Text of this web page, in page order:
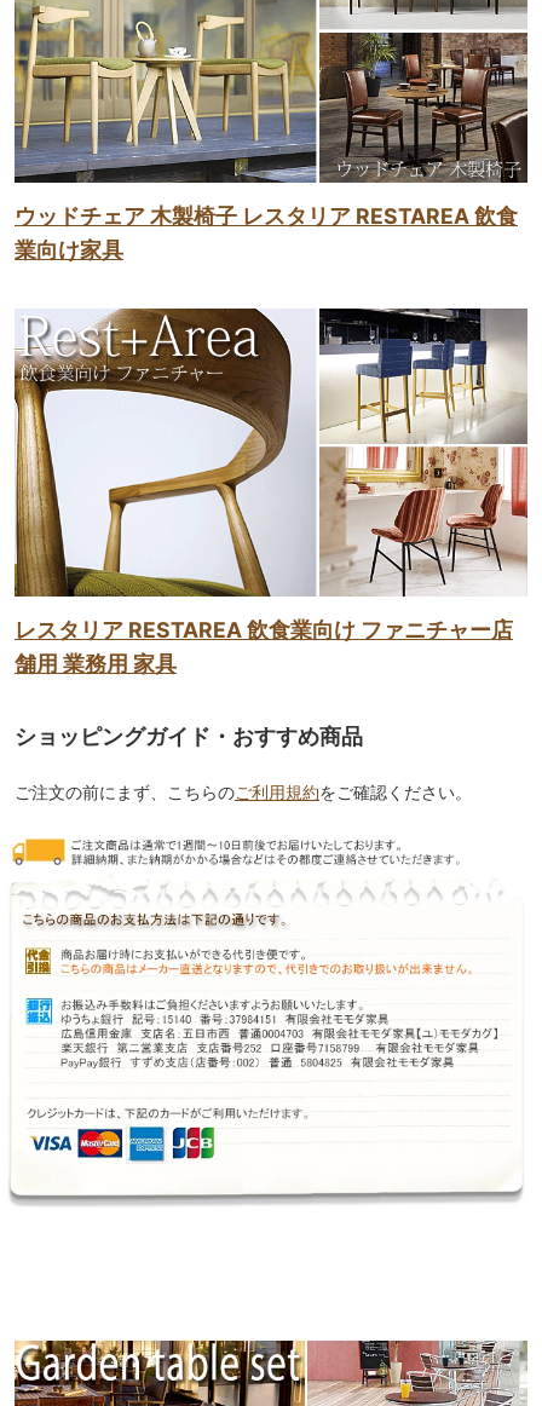
ウッドチェア 木製椅子 レスタリア RESTAREA 飲食
業向け家具
レスタリア RESTAREA 飲食業向け ファニチャー店
舗用 業務用 家具
ショッピングガイド・おすすめ商品
ご注文の前にまず、こちらのご利用規約をご確認ください。